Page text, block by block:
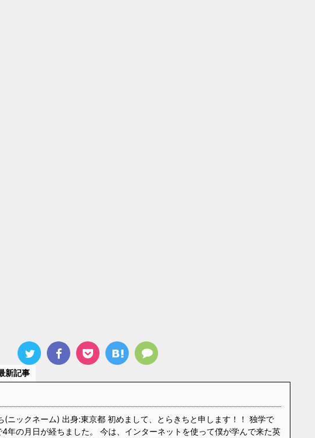
新記事
(ニックネーム) 出身:東京都 初めまして、とらきちと申します！！ 独学で
年の月日が経ちました。 今は、インターネットを使って僕が学んで来た英